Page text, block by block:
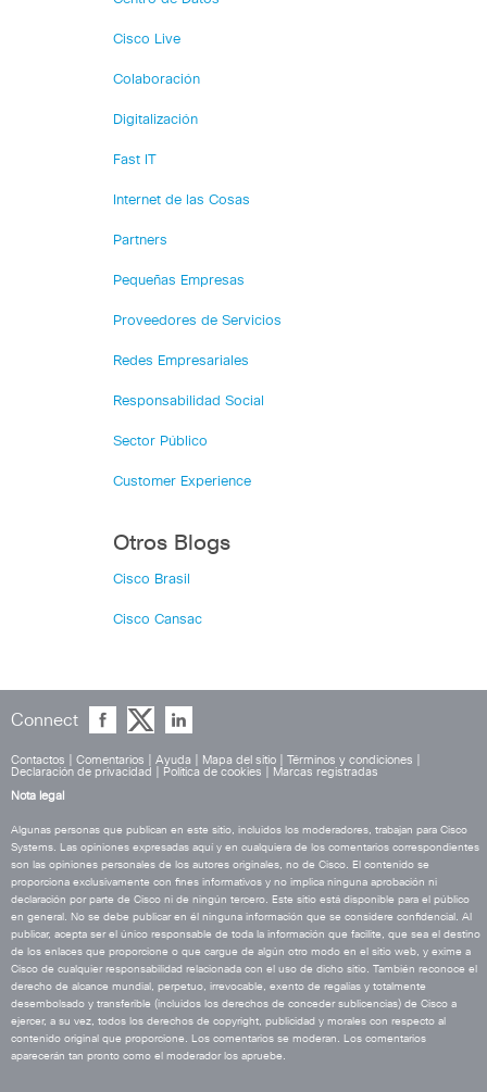
Cisco Live
Colaboración
Digitalización
Fast IT
Internet de las Cosas
Partners
Pequeñas Empresas
Proveedores de Servicios
Redes Empresariales
Responsabilidad Social
Sector Público
Customer Experience
Otros Blogs
Cisco Brasil
Cisco Cansac
Connect
Contactos Comentarios Ayuda Mapa del sitio Términos y condiciones
Declaración de privacidad
Política de cookies
Marcas registradas
Nota legal
Algunas personas que publican en este sitio, incluidos los moderadores, trabajan para Cisco
Systems. Las opiniones expresadas aquí y en cualquiera de los comentarios correspondientes
son las opiniones personales de los autores originales, no de Cisco. El contenido se
proporciona exclusivamente con fines informativos y no implica ninguna aprobación ni
declaración por parte de Cisco ni de ningún tercero. Este sitio está disponible para el público
en general. No se debe publicar en él ninguna información que se considere confidencial. Al
publicar, acepta ser el único responsable de toda la información que facilite, que sea el destino
de los enlaces que proporcione o que cargue de algún otro modo en el sitio web, y exime a
Cisco de cualquier responsabilidad relacionada con el uso de dicho sitio. También reconoce el
derecho de alcance mundial, perpetuo, irrevocable, exento de regalías y totalmente
desembolsado y transferible (incluidos los derechos de conceder sublicencias) de Cisco a
ejercer, a su vez, todos los derechos de copyright, publicidad y morales con respecto al
contenido original que proporcione. Los comentarios se moderan. Los comentarios
aparecerán tan pronto como el moderador los apruebe.